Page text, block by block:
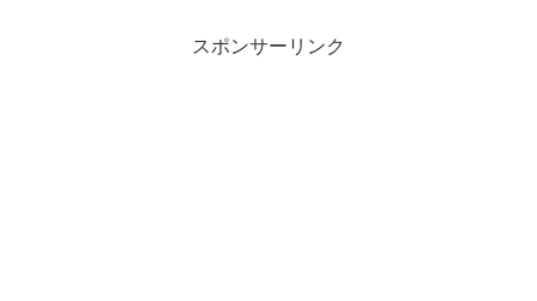
スポンサーリンク